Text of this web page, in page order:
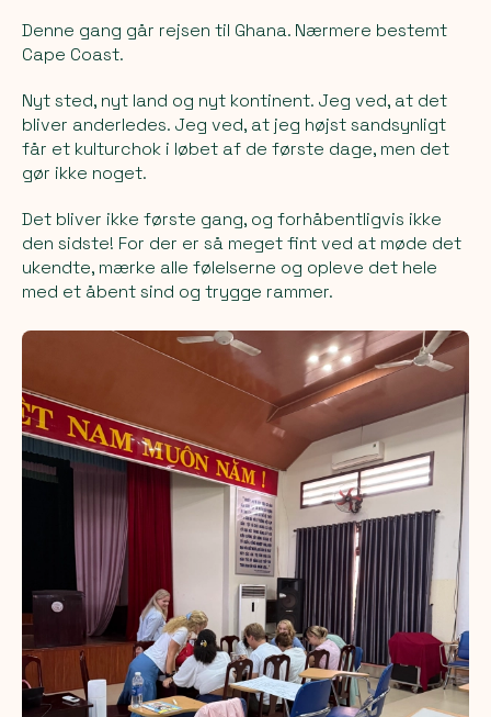
Denne gang går rejsen til Ghana. Nærmere bestemt
Cape Coast.
Nyt sted, nyt land og nyt kontinent. Jeg ved, at det
bliver anderledes. Jeg ved, at jeg højst sandsynligt
får et kulturchok i løbet af de første dage, men det
gør ikke noget.
Det bliver ikke første gang, og forhåbentligvis ikke
den sidste! For der er så meget fint ved at møde det
ukendte, mærke alle følelserne og opleve det hele
med et åbent sind og trygge rammer.